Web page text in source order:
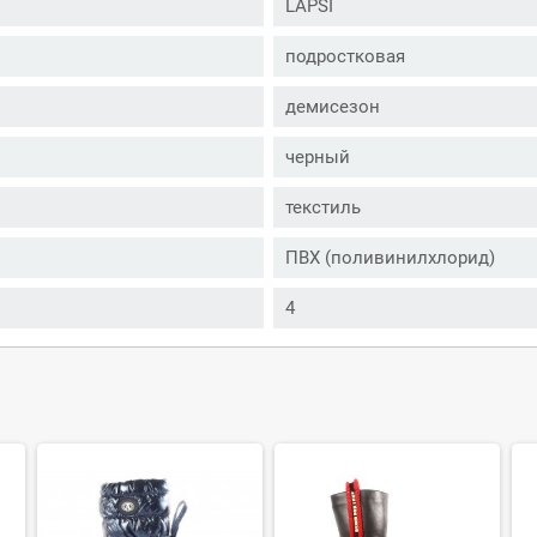
LAPSI
подростковая
демисезон
черный
текстиль
ПВХ (поливинилхлорид)
4